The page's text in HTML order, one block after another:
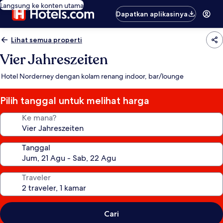
Langsung ke konten utama
Dapatkan aplikasinya
Lihat semua properti
Vier Jahreszeiten
Hotel Norderney dengan kolam renang indoor, bar/lounge
Pilih tanggal untuk melihat harga
Ke mana?
Tanggal
Traveler
Cari